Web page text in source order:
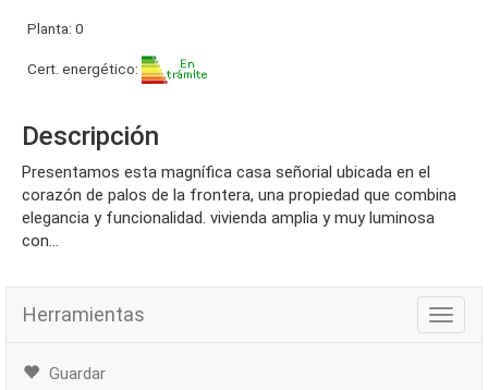
Planta: 0
Cert. energético:
Descripción
presentamos esta magnífica casa señorial ubicada en el
corazón de palos de la frontera, una propiedad que combina
elegancia y funcionalidad. vivienda amplia y muy luminosa
con...
Herramientas
Guardar